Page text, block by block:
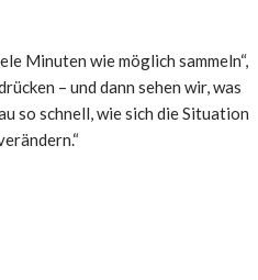
Minuten wie möglich sammeln“,
– und dann sehen wir, was
so schnell, wie sich die Situation